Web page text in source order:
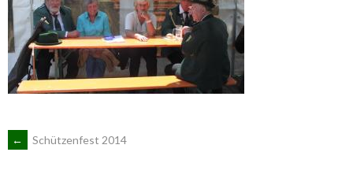
ARTIKEL-
← Schützenfest 2014